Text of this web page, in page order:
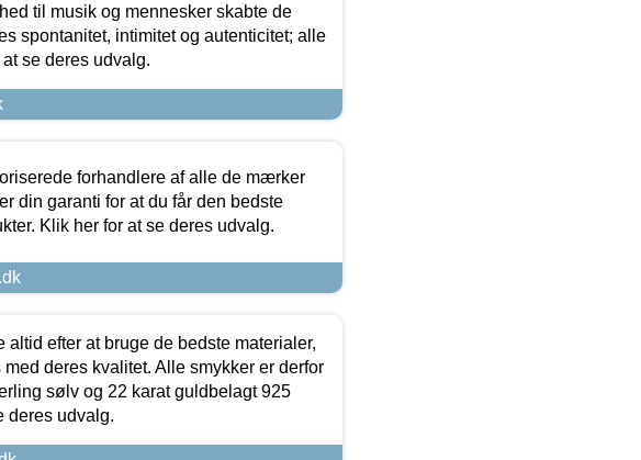
til musik og mennesker skabte de
spontanitet, intimitet og autenticitet; alle
se deres udvalg.
forhandlere af alle de mærker
din garanti for at du får den bedste
Klik her for at se deres udvalg.
efter at bruge de bedste materialer,
deres kvalitet. Alle smykker er derfor
sølv og 22 karat guldbelagt 925
deres udvalg.